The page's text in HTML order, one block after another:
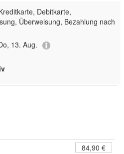
Debitkarte,
Überweisung, Bezahlung nach
13. Aug.
84,90 €